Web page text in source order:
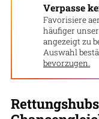
Verpasse
Favorisiere
häufiger
angezeigt zu
Auswahl
bevorzugen.